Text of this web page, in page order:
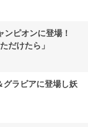
ンピオンに登場！
だけたら」
グラビアに登場し妖